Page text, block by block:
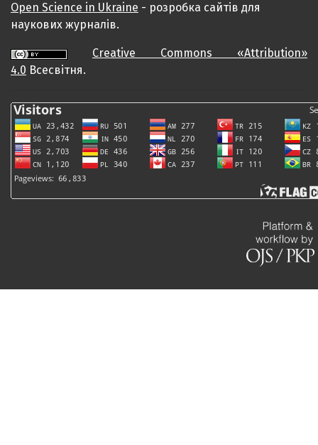
Open Science in Ukraine - розробка сайтів для
наукових журналів.
Creative Commons «Attribution»
4.0 Всесвітня.